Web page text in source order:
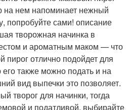
на нем напоминает нежный
попробуйте сами! описание
творожная начинка в
и ароматным маком — что
пирог отлично подойдет для
его также можно подать и на
вид выпечки это позволяет.
творог для начинки, тогда
и податливой. выбирайте